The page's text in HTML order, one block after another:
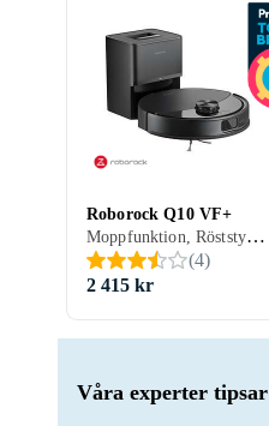
Våra experter tipsar
Roborock Q10 VF+
Moppfunktion, Röststyrning, Schemaläggning, Fjärrkontroll, Trappsensor, Automatisk dockning, Anpassad för husdjur, Appstyrning, Automatisk mopptorkning, Dockningsstation, 150 min, 65 dB, Självtömmande
(4)
2 415 kr